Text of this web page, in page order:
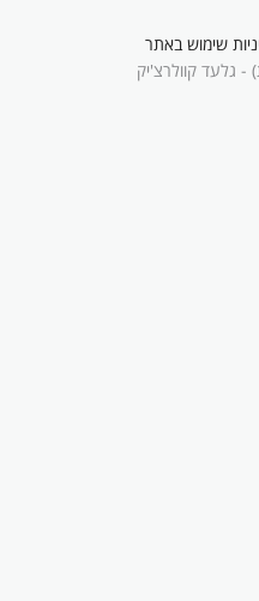
שימוש באתר
- גלעד קוולרצ'יק